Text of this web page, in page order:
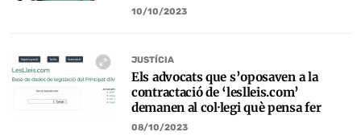
10/10/2023
JUSTÍCIA
Els advocats que s’oposaven a la
contractació de ‘leslleis.com’
demanen al col·legi què pensa fer
08/10/2023